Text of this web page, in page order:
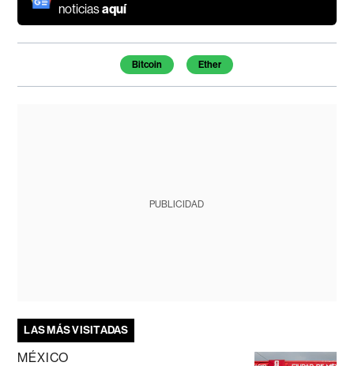
noticiasaquí
Temas de este artículo
Bitcoin Ether
PUBLICIDAD
LAS MÁS VISITADAS
MÉXICO